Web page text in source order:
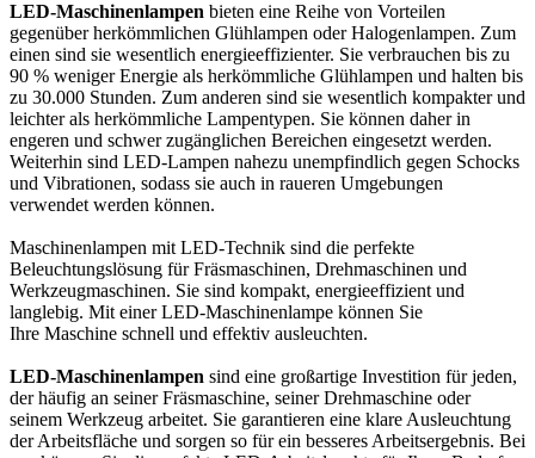
LED-Maschinenlampen bieten eine Reihe von Vorteilen
gegenüber herkömmlichen Glühlampen oder Halogenlampen. Zum
einen sind sie wesentlich energieeffizienter. Sie verbrauchen bis zu
90 % weniger Energie als herkömmliche Glühlampen und halten bis
zu 30.000 Stunden. Zum anderen sind sie wesentlich kompakter und
leichter als herkömmliche Lampentypen. Sie können daher in
engeren und schwer zugänglichen Bereichen eingesetzt werden.
Weiterhin sind LED-Lampen nahezu unempfindlich gegen Schocks
und Vibrationen, sodass sie auch in raueren Umgebungen
verwendet werden können.
Maschinenlampen mit LED-Technik sind die perfekte
Beleuchtungslösung für Fräsmaschinen, Drehmaschinen und
Werkzeugmaschinen. Sie sind kompakt, energieeffizient und
langlebig. Mit einer LED-Maschinenlampe können Sie
Ihre Maschine schnell und effektiv ausleuchten.
LED-Maschinenlampen sind eine großartige Investition für jeden,
der häufig an seiner Fräsmaschine, seiner Drehmaschine oder
seinem Werkzeug arbeitet. Sie garantieren eine klare Ausleuchtung
der Arbeitsfläche und sorgen so für ein besseres Arbeitsergebnis. Bei